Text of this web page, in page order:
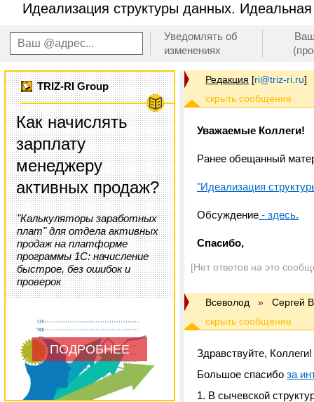
Идеализация структуры данных.
Уведомлять об
изменениях
TRIZ-RI Group
Как начислять
зарплату
менеджеру
активных продаж?
"Калькуляторы заработных
плат" для отдела активных
продаж на платформе
программы 1С: начисление
быстрое, без ошибок и
проверок
ПОДРОБНЕЕ
Редакция [ri@triz-ri.ru]
Уважаемые Коллеги!
Ранее обещанный
"Идеализация
Обсуждение - здесь.
Спасибо,
[Нет ответов на это
Всеволод » Сергей
Здравствуйте, Коллеги!
Большое спасибо за
1. В сычевской